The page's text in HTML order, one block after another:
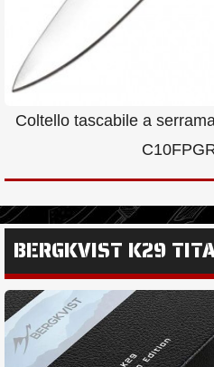
Coltello tascabile a
BERGKVIST K29